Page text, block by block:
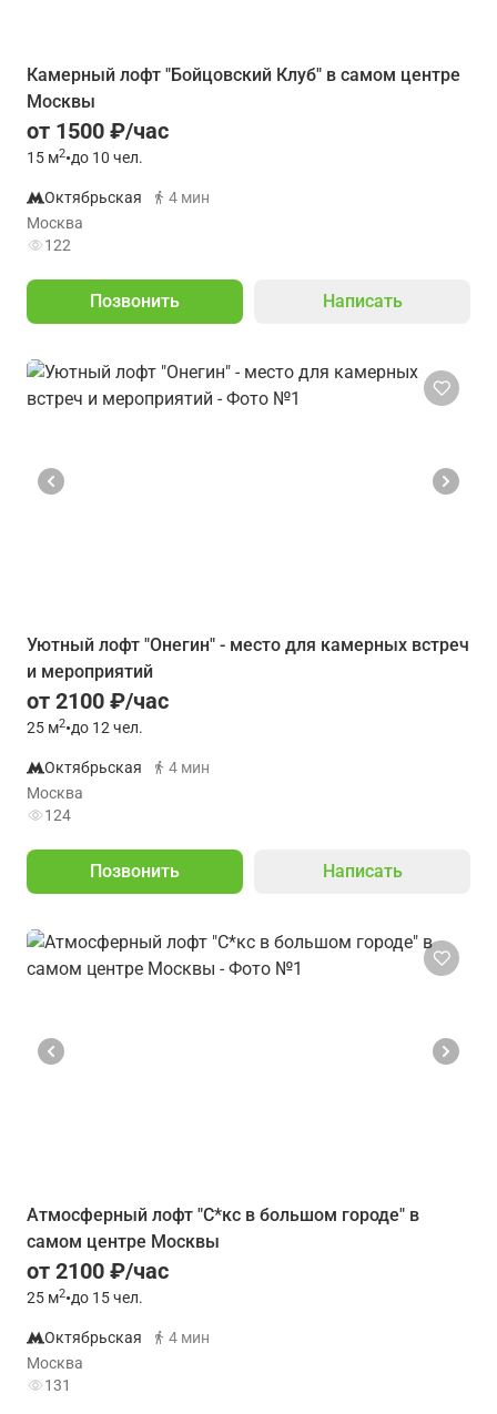
Камерный лофт "Бойцовский Клуб" в самом центре
Москвы
от 1500 ₽/час
15 м2•до 10 чел.
Октябрьская
4 мин
Москва
122
Позвонить Написать
Уютный лофт "Онегин" - место для камерных встреч
и мероприятий
от 2100 ₽/час
25 м2•до 12 чел.
Октябрьская
4 мин
Москва
124
Позвонить Написать
Атмосферный лофт "С*кс в большом городе" в
самом центре Москвы
от 2100 ₽/час
25 м2•до 15 чел.
Октябрьская
4 мин
Москва
131